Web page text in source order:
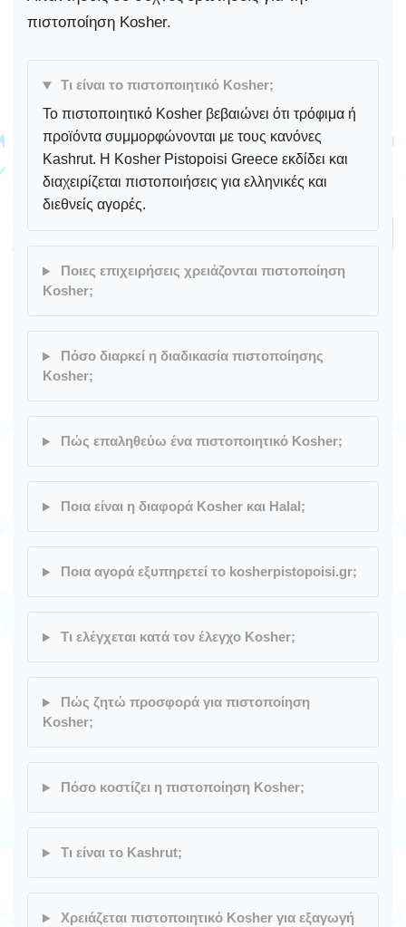
πιστοποίηση Kosher.
Τι είναι το πιστοποιητικό Kosher;
Το πιστοποιητικό Kosher βεβαιώνει ότι τρόφιμα ή
προϊόντα συμμορφώνονται με τους κανόνες
Kashrut. Η Kosher Pistopoisi Greece εκδίδει και
διαχειρίζεται πιστοποιήσεις για ελληνικές και
διεθνείς αγορές.
Ποιες επιχειρήσεις χρειάζονται πιστοποίηση
Kosher;
Πόσο διαρκεί η διαδικασία πιστοποίησης
Kosher;
Πώς επαληθεύω ένα πιστοποιητικό Kosher;
Ποια είναι η διαφορά Kosher και Halal;
Ποια αγορά εξυπηρετεί το kosherpistopoisi.gr;
Τι ελέγχεται κατά τον έλεγχο Kosher;
Πώς ζητώ προσφορά για πιστοποίηση
Kosher;
Πόσο κοστίζει η πιστοποίηση Kosher;
Τι είναι το Kashrut;
Χρειάζεται πιστοποιητικό Kosher για εξαγωγή